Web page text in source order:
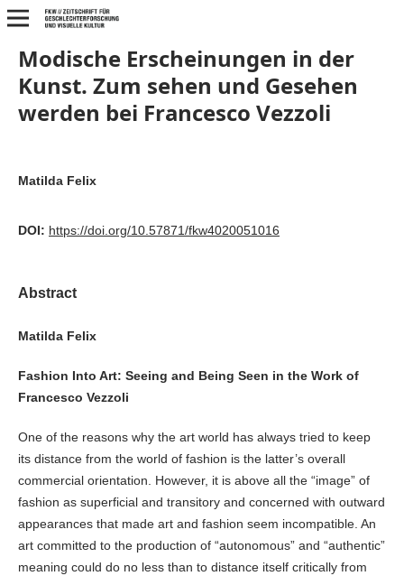
Modische Erscheinungen in der
Kunst. Zum sehen und Gesehen
werden bei Francesco Vezzoli
Matilda Felix
DOI: https://doi.org/10.57871/fkw4020051016
Abstract
Matilda Felix
Fashion Into Art: Seeing and Being Seen in the Work of
Francesco Vezzoli
One of the reasons why the art world has always tried to keep
its distance from the world of fashion is the latter’s overall
commercial orientation. However, it is above all the “image” of
fashion as superficial and transitory and concerned with outward
appearances that made art and fashion seem incompatible. An
art committed to the production of “autonomous” and “authentic”
meaning could do no less than to distance itself critically from